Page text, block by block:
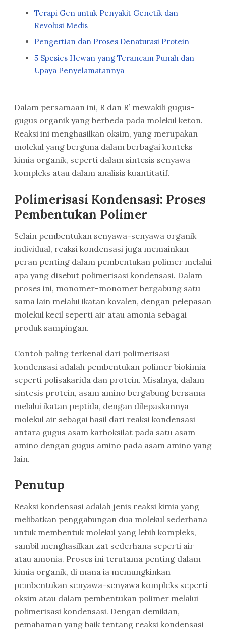
Terapi Gen untuk Penyakit Genetik dan
Revolusi Medis
Pengertian dan Proses Denaturasi Protein
5 Spesies Hewan yang Terancam Punah dan
Upaya Penyelamatannya
Dalam persamaan ini, R dan R’ mewakili gugus-
gugus organik yang berbeda pada molekul keton.
Reaksi ini menghasilkan oksim, yang merupakan
molekul yang berguna dalam berbagai konteks
kimia organik, seperti dalam sintesis senyawa
kompleks atau dalam analisis kuantitatif.
Polimerisasi Kondensasi: Proses
Pembentukan Polimer
Selain pembentukan senyawa-senyawa organik
individual, reaksi kondensasi juga memainkan
peran penting dalam pembentukan polimer melalui
apa yang disebut polimerisasi kondensasi. Dalam
proses ini, monomer-monomer bergabung satu
sama lain melalui ikatan kovalen, dengan pelepasan
molekul kecil seperti air atau amonia sebagai
produk sampingan.
Contoh paling terkenal dari polimerisasi
kondensasi adalah pembentukan polimer biokimia
seperti polisakarida dan protein. Misalnya, dalam
sintesis protein, asam amino bergabung bersama
melalui ikatan peptida, dengan dilepaskannya
molekul air sebagai hasil dari reaksi kondensasi
antara gugus asam karboksilat pada satu asam
amino dengan gugus amino pada asam amino yang
lain.
Penutup
Reaksi kondensasi adalah jenis reaksi kimia yang
melibatkan penggabungan dua molekul sederhana
untuk membentuk molekul yang lebih kompleks,
sambil menghasilkan zat sederhana seperti air
atau amonia. Proses ini terutama penting dalam
kimia organik, di mana ia memungkinkan
pembentukan senyawa-senyawa kompleks seperti
oksim atau dalam pembentukan polimer melalui
polimerisasi kondensasi. Dengan demikian,
pemahaman yang baik tentang reaksi kondensasi